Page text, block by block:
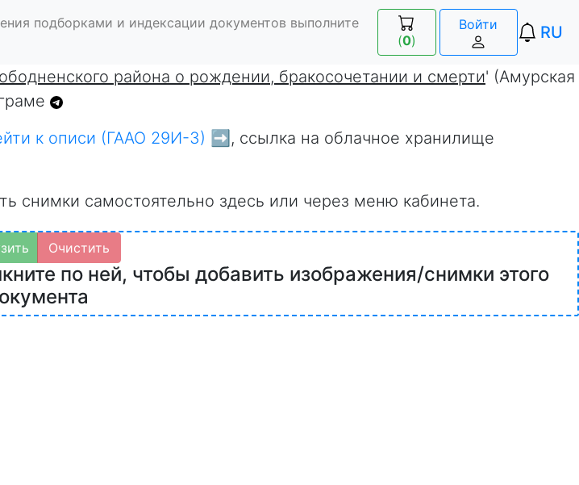
подборками и индексации документов выполните
(0)
Войти RU
района о рождении, бракосочетании и смерти' (Амурская
к описи (ГААО 29И-3) ➡️ , ссылка на облачное хранилище
снимки самостоятельно здесь или через меню кабинета.
Очистить
по ней, чтобы добавить изображения/снимки этого